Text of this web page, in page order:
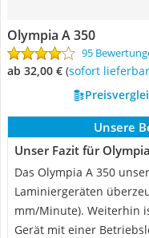
Olympia A 350
95
ab 32,00 € ( Sofort lieferbar
Unsere
Unser Fazit für
Das Olympia A 350
Laminiergeräten
mm/Minute). Weiterhin
Gerät mit einer